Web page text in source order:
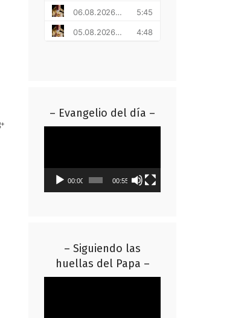
– Evangelio del día –
00:00 00:55
– Siguiendo las
huellas del Papa –